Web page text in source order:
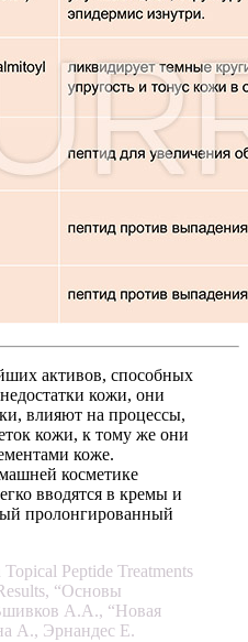
активов, способных
кожи, они
влияют на процессы,
кожи, к тому же они
коже.
косметике
вводятся в кремы и
пролонгированный
Peptide Treatments
“Основы
А.А., “Новая
А., Эрнандес Е.